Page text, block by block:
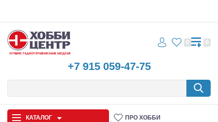
+7 915 059-47-75
0 0
КАТАЛОГ ПРО ХОББИ